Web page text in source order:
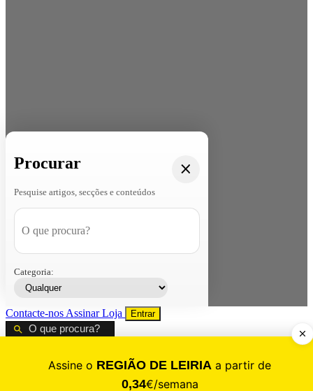
Procurar
Pesquise artigos, secções e conteúdos
Categoria:
Contacte-nos AssinarLoja Entrar